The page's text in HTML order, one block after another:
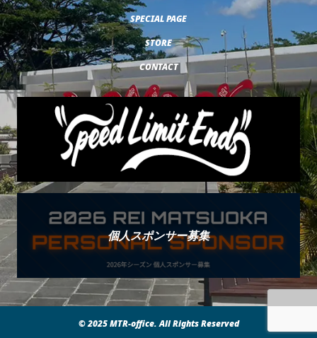
SPECIAL PAGE
STORE
CONTACT
個人スポンサー募集
© 2025 MTR-office. All Rights Reserved